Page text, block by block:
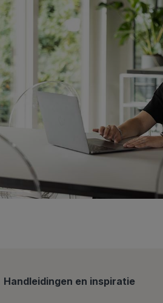
Handleidingen en inspiratie